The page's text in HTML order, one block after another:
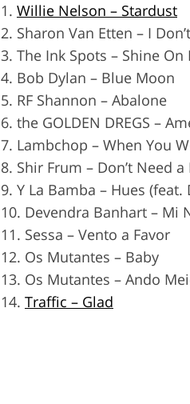
1. Willie Nelson – Stardust
2. Sharon Van Etten – I
3. The Ink Spots – Shine
4. Bob Dylan – Blue Moon
5. RF Shannon – Abalone
6. the GOLDEN DREGS –
7. Lambchop – When You
8. Shir Frum – Don’t Need a
9. Y La Bamba – Hues
10. Devendra Banhart – Mi
11. Sessa – Vento a Favor
12. Os Mutantes – Baby
13. Os Mutantes – Ando
14. Traffic – Glad